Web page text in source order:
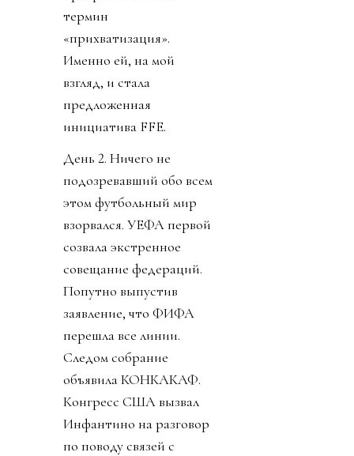
термин
«прихватизация».
Именно ей, на мой
взгляд, и стала
предложенная
инициатива FFE.
День 2. Ничего не
подозревавший обо всем
этом футбольный мир
взорвался. УЕФА первой
созвала экстренное
совещание федераций.
Попутно выпустив
заявление, что ФИФА
перешла все линии.
Следом собрание
объявила КОНКАКАФ.
Конгресс США вызвал
Инфантино на разговор
по поводу связей с